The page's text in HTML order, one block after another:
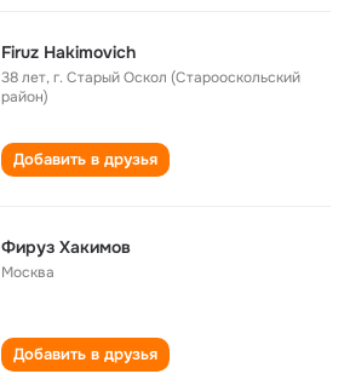
Firuz Hakimovich
38 лет,г. Старый Оскол (Старооскольский
район)
Добавить в друзья
Фируз Хакимов
Москва
Добавить в друзья